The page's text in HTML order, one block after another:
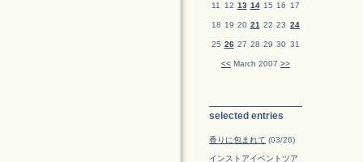
11 12 13 14 15 16 17
18 19 20 21 22 23 24
25 26 27 28 29 30 31
<< March 2007 >>
selected entries
香りに包まれて (03/26)
インストアイベントツア